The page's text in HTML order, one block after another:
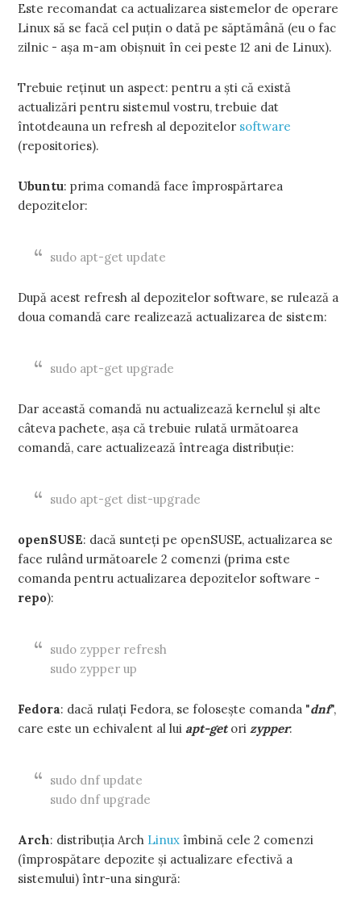
Este recomandat ca actualizarea sistemelor de operare
Linux să se facă cel puțin o dată pe săptămână (eu o fac
zilnic - așa m-am obișnuit în cei peste 12 ani de Linux).
Trebuie reținut un aspect: pentru a ști că există
actualizări pentru sistemul vostru, trebuie dat
întotdeauna un refresh al depozitelor software
(repositories).
Ubuntu: prima comandă face împrospărtarea
depozitelor:
sudo apt-get update
După acest refresh al depozitelor software, se rulează a
doua comandă care realizează actualizarea de sistem:
sudo apt-get upgrade
Dar această comandă nu actualizează kernelul și alte
câteva pachete, așa că trebuie rulată următoarea
comandă, care actualizează întreaga distribuție:
sudo apt-get dist-upgrade
openSUSE: dacă sunteți pe openSUSE, actualizarea se
face rulând următoarele 2 comenzi (prima este
comanda pentru actualizarea depozitelor software -
repo):
sudo zypper refresh
sudo zypper up
Fedora: dacă rulați Fedora, se folosește comanda "dnf",
care este un echivalent al luiapt-getorizypper:
sudo dnf update
sudo dnf upgrade
Arch: distribuția Arch Linux îmbină cele 2 comenzi
(împrospătare depozite și actualizare efectivă a
sistemului) într-una singură: